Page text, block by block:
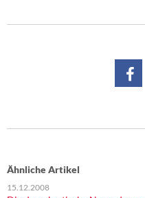
Ähnliche Artikel
15.12.2008